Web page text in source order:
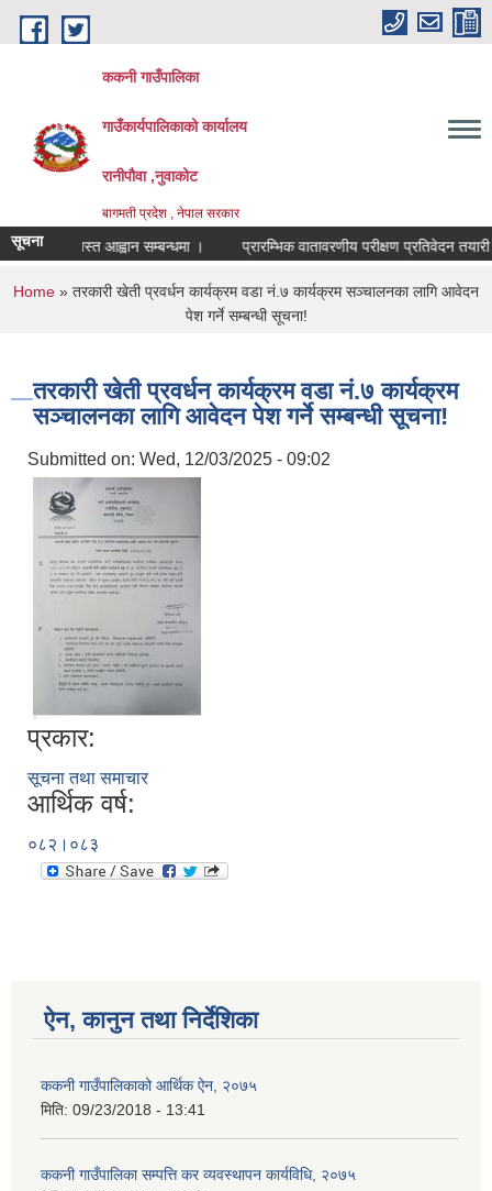
Skip to main content
ककनी गाउँपालिका
गाउँकार्यपालिकाको कार्यालय
रानीपौवा ,नुवाकोट
बागमती प्रदेश , नेपाल सरकार
सूचनादरखास्त आह्वान सम्बन्धमा । प्रारम्भिक वातावरणीय परीक्षण प्रतिवेदन तयारी
You are here
Home » तरकारी खेती प्रवर्धन कार्यक्रम वडा नं.७ कार्यक्रम सञ्चालनका लागि आवेदन
पेश गर्ने सम्बन्धी सूचना!
तरकारी खेती प्रवर्धन कार्यक्रम वडा नं.७ कार्यक्रम
सञ्चालनका लागि आवेदन पेश गर्ने सम्बन्धी सूचना!
Submitted on: Wed, 12/03/2025 - 09:02
प्रकार:
सूचना तथा समाचार
आर्थिक वर्ष:
०८२।०८३
ऐन, कानुन तथा निर्देशिका
ककनी गाउँपालिकाको आर्थिक ऐन, २०७५
मिति: 09/23/2018 - 13:41
ककनी गाउँपालिका सम्पत्ति कर व्यवस्थापन कार्यविधि, २०७५